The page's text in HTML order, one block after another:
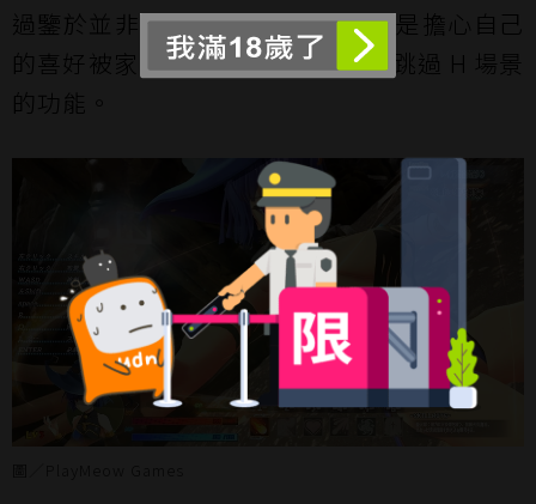
過鑒於並非所有人都愛重口，又或是擔心自己
的喜好被家人發現，本作特別設計跳過 H 場景
的功能。